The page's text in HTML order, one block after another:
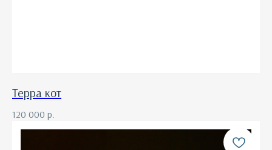
Терра кот
120 000 р.